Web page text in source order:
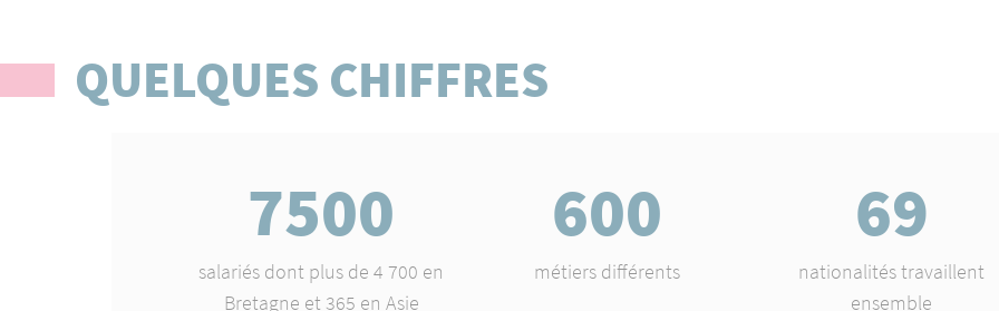
QUELQUES CHIFFRES
7500
salariés dont plus de 4 700 en
Bretagne et 365 en Asie
600
métiers différents
69
nationalités travaillent
ensemble